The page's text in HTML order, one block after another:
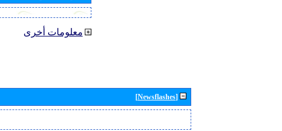
معلومات أخرى
[Newsflashes]